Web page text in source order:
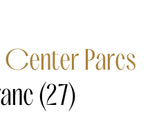
Center Parcs
(27)